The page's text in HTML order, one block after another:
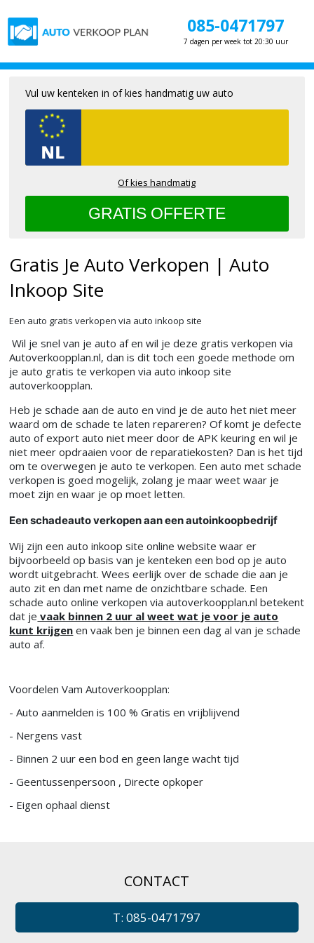
085-0471797
7 dagen per week tot 20:30 uur
Gratis Je Auto Verkopen | Auto
Inkoop Site
Een auto gratis verkopen via auto inkoop site
Wil je snel van je auto af en wil je deze gratis verkopen via
Autoverkoopplan.nl, dan is dit toch een goede methode om
je auto gratis te verkopen via auto inkoop site
autoverkoopplan.
Heb je schade aan de auto en vind je de auto het niet meer
waard om de schade te laten repareren? Of komt je defecte
auto of export auto niet meer door de APK keuring en wil je
niet meer opdraaien voor de reparatiekosten? Dan is het tijd
om te overwegen je auto te verkopen. Een auto met schade
verkopen is goed mogelijk, zolang je maar weet waar je
moet zijn en waar je op moet letten.
Een schadeauto verkopen aan een autoinkoopbedrijf
Wij zijn een auto inkoop site online website waar er
bijvoorbeeld op basis van je kenteken een bod op je auto
wordt uitgebracht. Wees eerlijk over de schade die aan je
auto zit en dan met name de onzichtbare schade. Een
schade auto online verkopen via autoverkoopplan.nl betekent
dat je vaak binnen 2 uur al weet wat je voor je auto
kunt krijgen en vaak ben je binnen een dag al van je schade
auto af.
Voordelen Vam Autoverkoopplan:
- Auto aanmelden is 100 % Gratis en vrijblijvend
- Nergens vast
- Binnen 2 uur een bod en geen lange wacht tijd
- Geentussenpersoon , Directe opkoper
- Eigen ophaal dienst
Vul uw kenteken in of kies handmatig uw auto
Of kies handmatig
CONTACT
T: 085-0471797